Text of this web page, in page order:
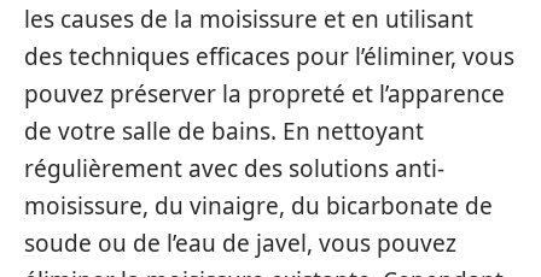
les causes de la moisissure et en utilisant
des techniques efficaces pour l’éliminer, vous
pouvez préserver la propreté et l’apparence
de votre salle de bains. En nettoyant
régulièrement avec des solutions anti-
moisissure, du vinaigre, du bicarbonate de
soude ou de l’eau de javel, vous pouvez